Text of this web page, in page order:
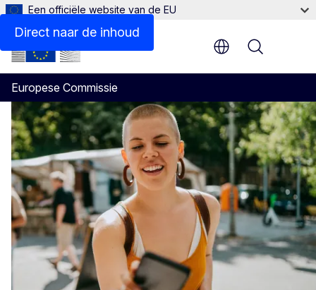
Direct naar de inhoud
Een officiële website van de EU
Europese Commissie
Menu
Startpagina